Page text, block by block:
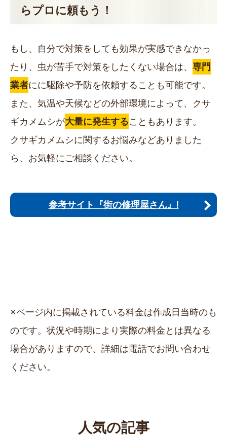
らプロに頼もう！
もし、自分で対策をしても効果が実感できなかっ
たり、虫が苦手で対策をしたくない場合は、 専門
業者にに駆除や予防を依頼することも可能です。
また、気温や天候などの外部環境によって、クサ
ギカメムシが大量に発生することもあります。
クサギカメムシに関するお悩みなどありました
ら、お気軽にご相談ください。
参考サイト『街の修理屋さん』!
※ページ内に掲載されている料金は作成日当時のも
のです。状況や時期により実際の料金とは異なる
場合がありますので、詳細は電話でお問い合わせ
ください。
人気の記事